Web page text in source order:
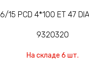
6/15 PCD 4*100 ET 47
9320320
На складе 6 шт.